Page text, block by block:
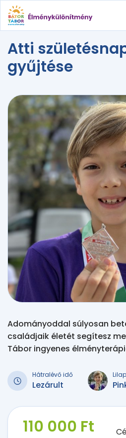
Atti
gyűjtése
Adományoddal súlyosan
családjaik életét segítesz
Tábor ingyenes
Hátralévő idő
Lezárult
110 000 Ft